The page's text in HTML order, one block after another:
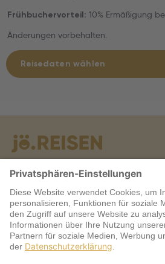
Frühbuchervorteil: 10% Ermäßigung
Änderungen vorbehalten.
Reisedaten wählen
Warum jö?
Service